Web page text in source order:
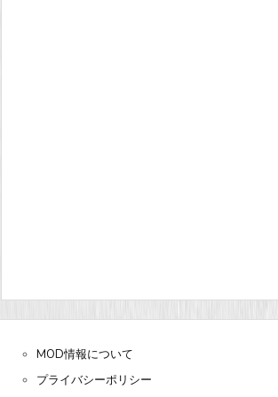
MOD情報について
プライバシーポリシー